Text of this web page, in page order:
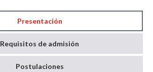
Presentación
Requisitos de admisión
Postulaciones